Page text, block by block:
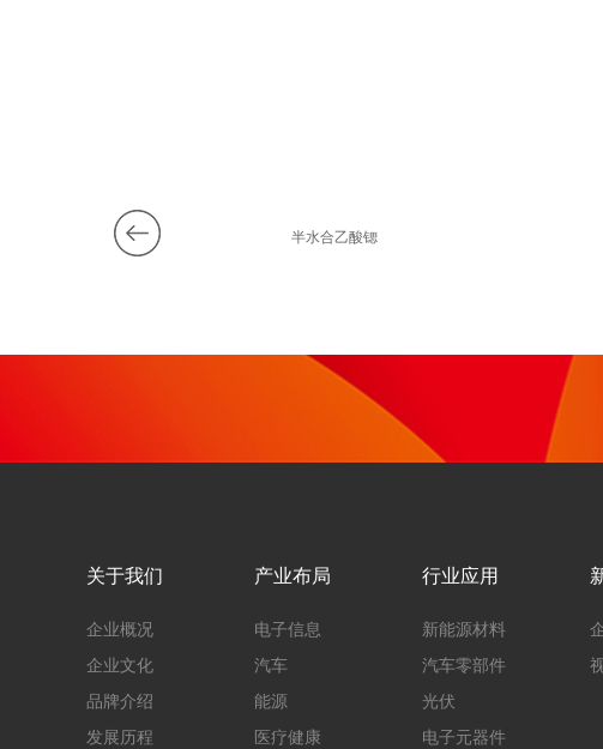
半水合乙酸锶
关于我们
企业概况
企业文化
品牌介绍
发展历程
产业布局
电子信息
汽车
能源
医疗健康
行业应用
新能源材料
汽车零部件
光伏
电子元器件